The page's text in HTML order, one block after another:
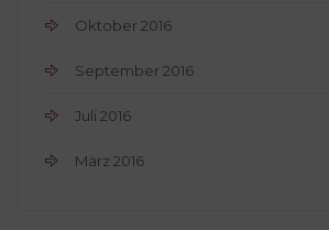
Oktober 2016
September 2016
Juli 2016
März 2016